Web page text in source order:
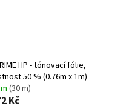
HP - tónovací fólie,
50 % (0.76m x 1m)
(30 m)
Kč